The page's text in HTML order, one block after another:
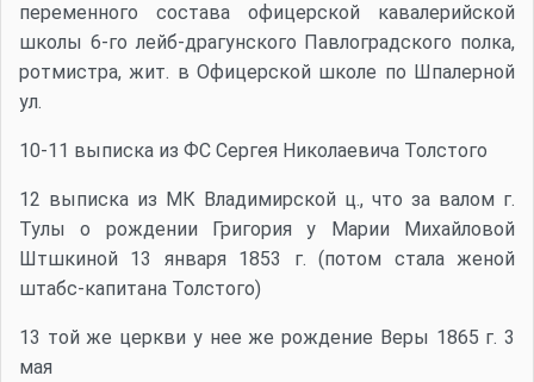
переменного состава офицерской кавалерийской
школы 6-го лейб-драгунского Павлоградского полка,
ротмистра, жит. в Офицерской школе по Шпалерной
ул.
10-11 выписка из ФС Сергея Николаевича Толстого
12 выписка из МК Владимирской ц., что за валом г.
Тулы о рождении Григория у Марии Михайловой
Штшкиной 13 января 1853 г. (потом стала женой
штабс-капитана Толстого)
13 той же церкви у нее же рождение Веры 1865 г. 3
мая